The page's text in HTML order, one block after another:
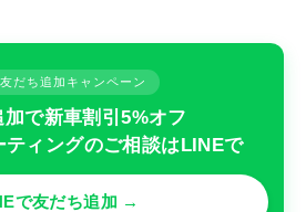
だち追加キャンペーン
で新車割引5%オフ
ティングのご相談はLINEで
で友だち追加 →